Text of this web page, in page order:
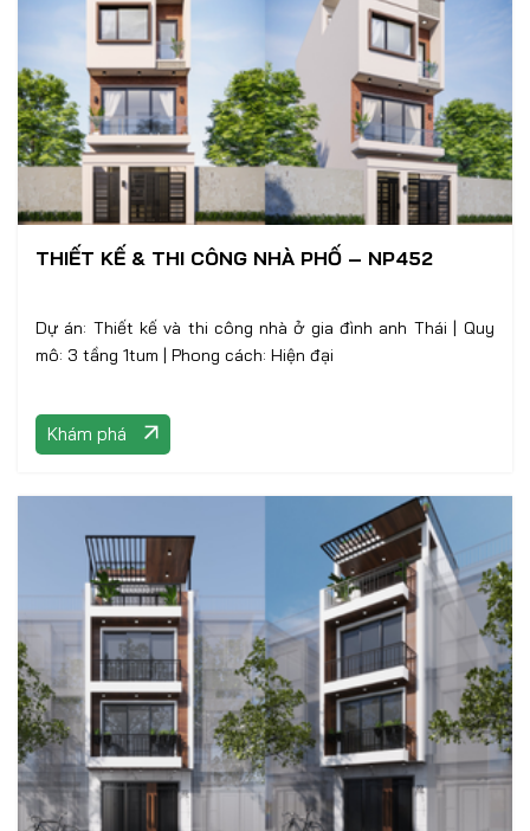
THIẾT KẾ & THI CÔNG NHÀ PHỐ – NP452
Dự án: Thiết kế và thi công nhà ở gia đình anh Thái | Quy
mô: 3 tầng 1tum | Phong cách: Hiện đại
Khám phá